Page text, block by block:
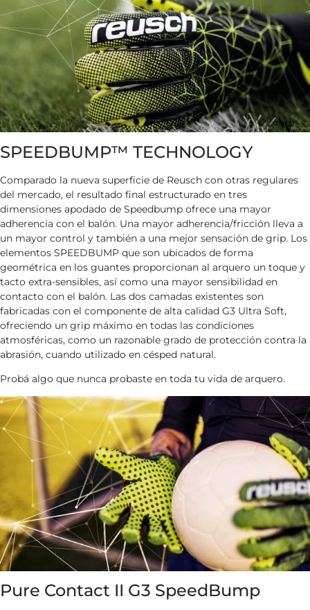
SPEEDBUMP™ TECHNOLOGY
Comparado la nueva superficie de Reusch con otras regulares
del mercado, el resultado final estructurado en tres
dimensiones apodado de Speedbump ofrece una mayor
adherencia con el balón. Una mayor adherencia/fricción lleva a
un mayor control y también a una mejor sensación de grip. Los
elementos SPEEDBUMP que son ubicados de forma
geométrica en los guantes proporcionan al arquero un toque y
tacto extra-sensibles, así como una mayor sensibilidad en
contacto con el balón. Las dos camadas existentes son
fabricadas con el componente de alta calidad G3 Ultra Soft,
ofreciendo un grip máximo en todas las condiciones
atmosféricas, como un razonable grado de protección contra la
abrasión, cuando utilizado en césped natural.
Probá algo que nunca probaste en toda tu vida de arquero.
Pure Contact II G3 SpeedBump